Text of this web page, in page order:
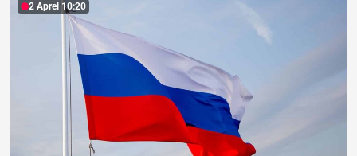
2 Aprel 10:20